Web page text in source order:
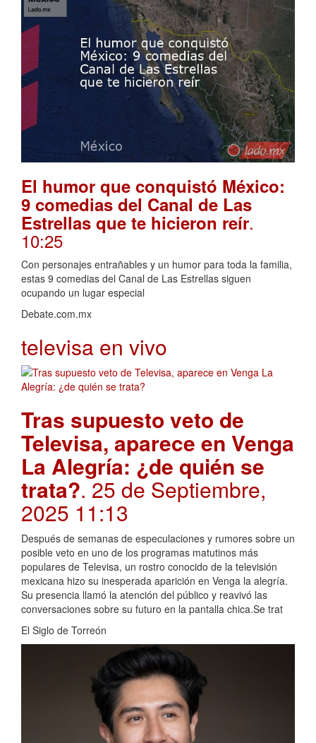
El humor que conquistó México:
9 comedias del Canal de Las
Estrellas que te hicieron reír.
10:25
Con personajes entrañables y un humor para toda la familia,
estas 9 comedias del Canal de Las Estrellas siguen
ocupando un lugar especial
Debate.com.mx
televisa en vivo
Tras supuesto veto de
Televisa, aparece en Venga
La Alegría: ¿de quién se
trata?. 25 de Septiembre,
2025 11:13
Después de semanas de especulaciones y rumores sobre un
posible veto en uno de los programas matutinos más
populares de Televisa, un rostro conocido de la televisión
mexicana hizo su inesperada aparición en Venga la alegría.
Su presencia llamó la atención del público y reavivó las
conversaciones sobre su futuro en la pantalla chica.Se trat
El Siglo de Torreón